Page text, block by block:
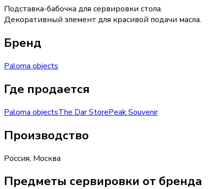
Подставка-бабочка для сервировки стола.
Декоративный элемент для красивой подачи масла.
Бренд
Paloma objects
Где продается
Paloma objectsThe Dar StorePeak Souvenir
Производство
Россия, Москва
Предметы сервировки от бренда